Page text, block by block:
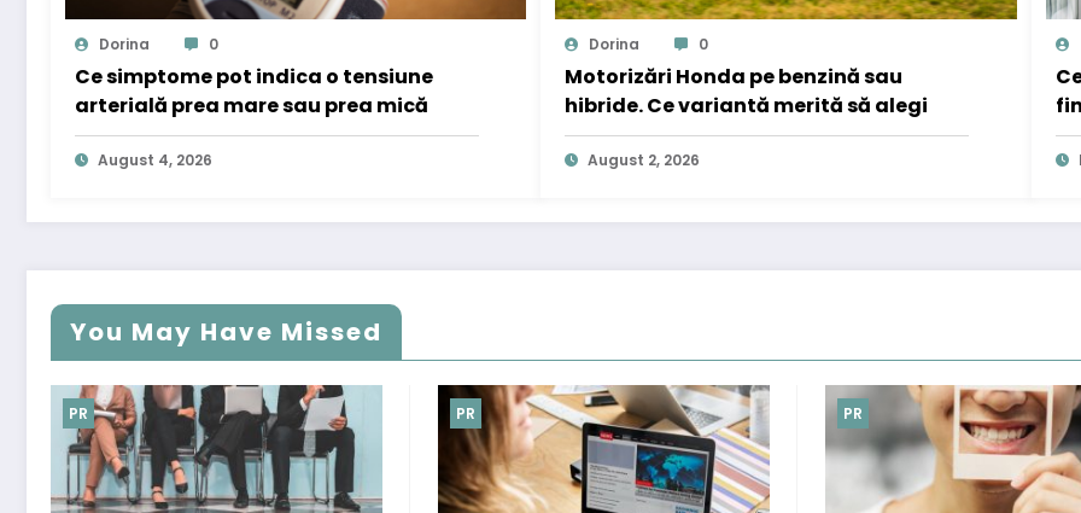
Dorina 0
Ce simptome pot indica o tensiune
arterială prea mare sau prea mică
August 4, 2026
Dorina 0
Motorizări Honda pe benzină sau
hibride. Ce variantă merită să alegi
August 2, 2026
You May Have Missed
PR PR PR